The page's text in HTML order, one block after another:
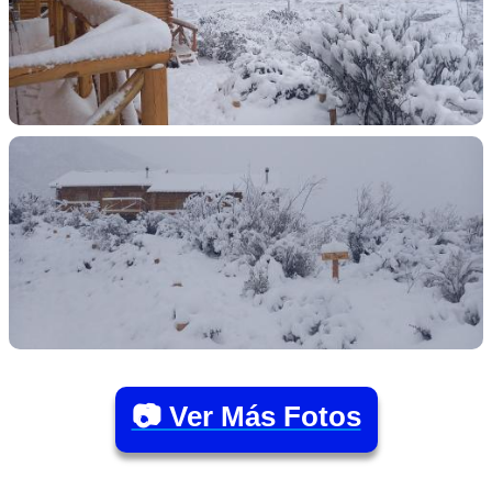
📷 Ver Más Fotos